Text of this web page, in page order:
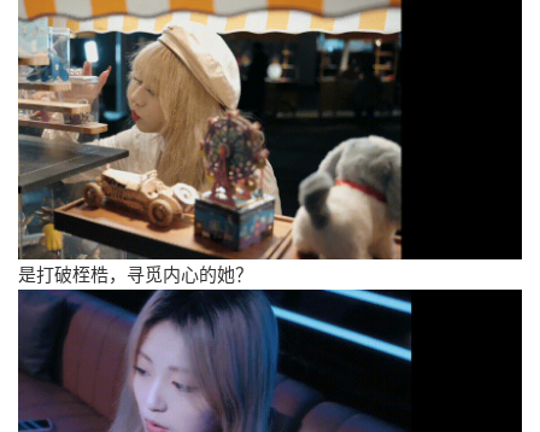
是打破桎梏，寻觅内心的她？